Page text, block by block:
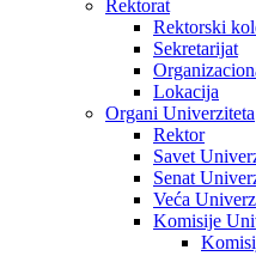
Rektorat
Rektorski
Sekretarijat
Lokacija
Organi Univerziteta
Rektor
Savet
Senat
Veća
Komisije